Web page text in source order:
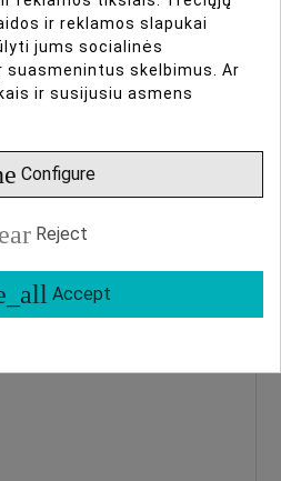
and dynamic
balance, buttery-
total precision control
ir reklamos slapukai
jums socialinės
skelbimus. Ar
ir susijusiu asmens
Configure
Reject
Accept